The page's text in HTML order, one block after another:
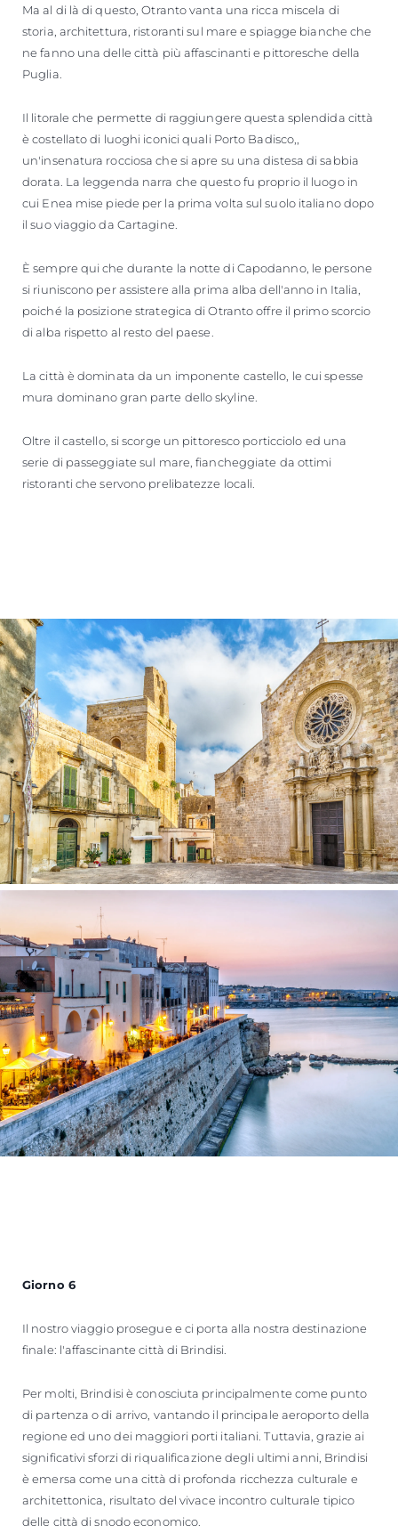
Ma al di là di questo, Otranto vanta una ricca miscela di
storia, architettura, ristoranti sul mare e spiagge bianche che
ne fanno una delle città più affascinanti e pittoresche della
Puglia.
Il litorale che permette di raggiungere questa splendida città
è costellato di luoghi iconici quali Porto Badisco,,
un'insenatura rocciosa che si apre su una distesa di sabbia
dorata. La leggenda narra che questo fu proprio il luogo in
cui Enea mise piede per la prima volta sul suolo italiano dopo
il suo viaggio da Cartagine.
È sempre qui che durante la notte di Capodanno, le persone
si riuniscono per assistere alla prima alba dell'anno in Italia,
poiché la posizione strategica di Otranto offre il primo scorcio
di alba rispetto al resto del paese.
La città è dominata da un imponente castello, le cui spesse
mura dominano gran parte dello skyline.
Oltre il castello, si scorge un pittoresco porticciolo ed una
serie di passeggiate sul mare, fiancheggiate da ottimi
ristoranti che servono prelibatezze locali.
Giorno 6
Il nostro viaggio prosegue e ci porta alla nostra destinazione
finale: l'affascinante città di Brindisi.
Per molti, Brindisi è conosciuta principalmente come punto
di partenza o di arrivo, vantando il principale aeroporto della
regione ed uno dei maggiori porti italiani. Tuttavia, grazie ai
significativi sforzi di riqualificazione degli ultimi anni, Brindisi
è emersa come una città di profonda ricchezza culturale e
architettonica, risultato del vivace incontro culturale tipico
delle città di snodo economico.